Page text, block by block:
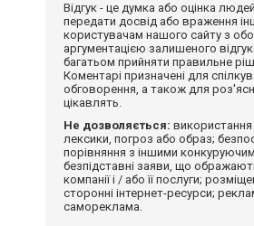
Відгук - це думка або оцінка
передати досвід або враження
користувачам нашого сайту з
аргументацією залишеного
багатьом прийняти правильне
Коментарі призначені для
обговорення, а також для
цікавлять.
Не дозволяється:
лексики, погроз або образ;
порівняння з іншими
безпідставні заяви, що
компанії і / або її послуги;
сторонні інтернет-ресурси;
самореклама.